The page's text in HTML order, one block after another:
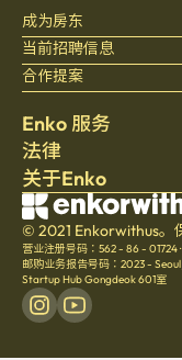
Enko 服务
搜索房源
床上用品
博客
帮助中心
法律
隐私政策
服务条款
取消与退款政策
关于Enko
公司介绍
招聘
文化
成为房东
当前招聘信息
合作提案
© 2021 Enkorwithus。
营业注册号码：562 - 86 - 01724·
邮购业务报告号码：2023 - Seoul
Startup Hub Gongdeok 601室